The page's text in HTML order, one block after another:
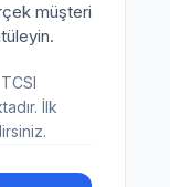
müşteri
İlk